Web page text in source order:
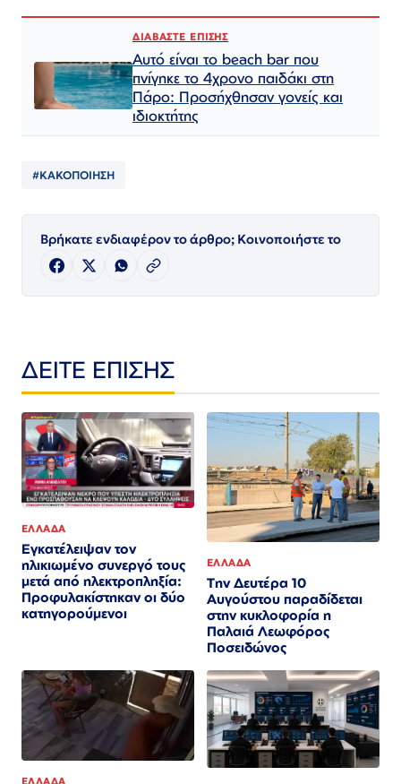
ΔΙΑΒΑΣΤΕ ΕΠΙΣΗΣ
Αυτό είναι το beach bar που
πνίγηκε το 4χρονο παιδάκι στη
Πάρο: Προσήχθησαν γονείς και
ιδιοκτήτης
#ΚΑΚΟΠΟΙΗΣΗ
Βρήκατε ενδιαφέρον το άρθρο; Κοινοποιήστε το
ΔΕΙΤΕ ΕΠΙΣΗΣ
ΕΛΛΑΔΑ
Εγκατέλειψαν τον
ηλικιωμένο συνεργό τους
μετά από ηλεκτροπληξία:
Προφυλακίστηκαν οι δύο
κατηγορούμενοι
ΕΛΛΑΔΑ
Την Δευτέρα 10
Αυγούστου παραδίδεται
στην κυκλοφορία η
Παλαιά Λεωφόρος
Ποσειδώνος